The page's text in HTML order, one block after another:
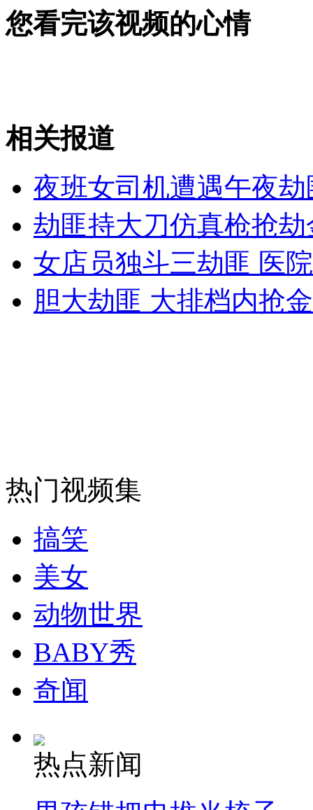
浪漫又创意 三千元办帐篷婚礼
山西运城恶犬咬伤多人 警民合力深夜将其击毙
女孩北京地铁殴打老人 痛下狠手拳打脚踢
无痛分娩是否安全 医生回应
外交部：反对强权政治霸凌主义
走！跟着总书记去植树
消防员救轻生者
纽约上演“枕头大战”
司机酒驾遇交警 急速倒车逃窜
您看完该视频的心情
相关报道
夜班女司机遭遇午夜劫
劫匪持大刀仿真枪抢
女店员独斗三劫匪 医
胆大劫匪 大排档内抢
热门视频集
搞笑
美女
动物世界
BABY秀
奇闻
热点新闻